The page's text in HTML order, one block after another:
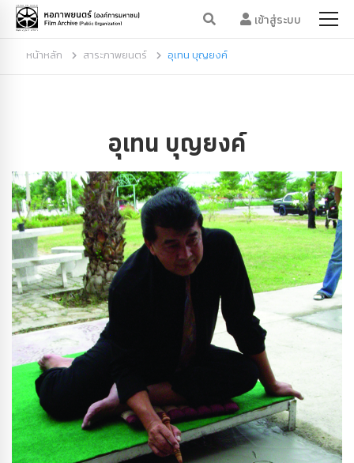
เข้าสู่ระบบ
หน้าหลัก สาระภาพยนตร์ อุเทน บุญยงค์
อุเทน บุญยงค์